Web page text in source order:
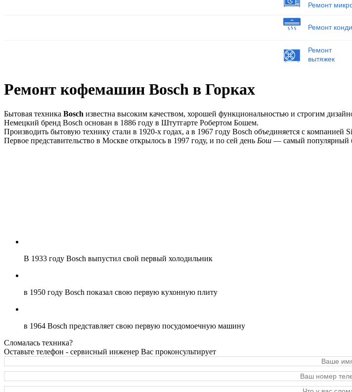
Ремонт
Ремонт
Ремонт
вытяжек
Ремонт кофемашин Bosch в Горках
Бытовая техника Bosch известна высоким качеством, хорошей функциональностью и строгим
Немецкий бренд Bosch основан в 1886 году в Штутгарте Робертом Бошем.
Производить бытовую технику стали в 1920-х годах, а в 1967 году Bosch объединяется с компанией
Первое представительство в Москве открылось в 1997 году, и по сей день Бош — самый популярный
В 1933 году Bosch выпустил свой первый холодильник
в 1950 году Bosch показал свою первую кухонную плиту
в 1964 Bosch представляет свою первую посудомоечную машину
Сломалась техника?
Оставьте телефон - сервисный инженер Вас проконсультирует